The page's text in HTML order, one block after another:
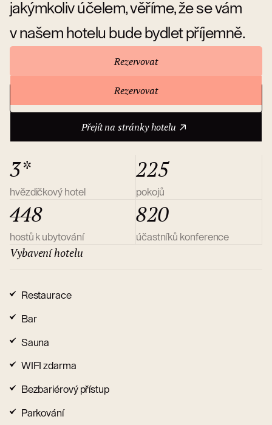
jakýmkoliv účelem, věříme, že se vám
v našem hotelu bude bydlet příjemně.
Rezervovat
Rezervovat
Přejít na stránky hotelu
Přejít na stránky hotelu
3*
hvězdičkový hotel
225
pokojů
448
hostů k ubytování
820
účastníků konference
Vybavení hotelu
Restaurace
Bar
Sauna
WIFI zdarma
Bezbariérový přístup
Parkování